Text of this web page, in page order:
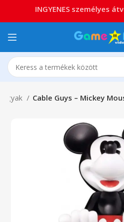
Cable Guys – Mickey
INGYENES személyes